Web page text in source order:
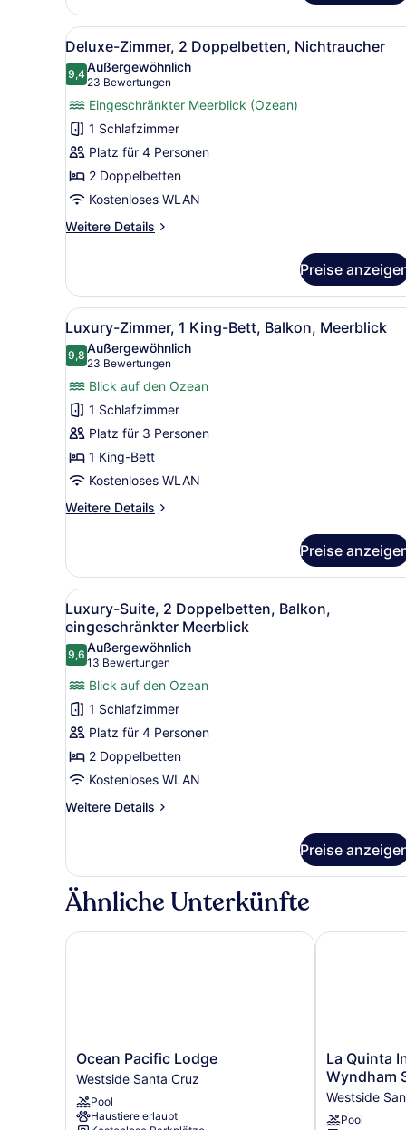
Zimmer,
2 Doppelbetten,
Nichtraucher,
eingeschränkter
Meerblick
Alle
Fotos
für
Deluxe-
Zimmer,
2 Doppelbetten,
Nichtraucher
anzeigen
Ein Hotelzimmer mit zwei
4
Deluxe-Zimmer, 2 Doppelbetten, Nichtraucher
9,49,4 von 10
Außergewöhnlich
23 Bewertungen
(23
Bewertungen)
Eingeschränkter Meerblick (Ozean)
1 Schlafzimmer
Platz für 4 Personen
2 Doppelbetten
Kostenloses WLAN
Weitere Details
Weitere
Zimmer,
2 Doppelbetten,
Nichtraucher
Preise
Alle
Fotos
für
Luxury-
Zimmer,
1 King-
Bett,
Balkon,
Meerblick
anzeigen
Ein modernes
4
Luxury-Zimmer, 1 King-Bett, Balkon, Meerblick
9,89,8 von 10
Außergewöhnlich
23 Bewertungen
(23
Bewertungen)
Blick auf den Ozean
1 Schlafzimmer
Platz für 3 Personen
1 King-Bett
Kostenloses WLAN
Weitere Details
Weitere
Zimmer,
1 King-
Bett,
Balkon,
Meerblick
Preise
Alle
Fotos
für
Luxury-
Suite,
2 Doppelbetten,
Balkon,
eingeschränkter
Meerblick
anzeigen
Ein Hotelzimmer mit zwei
5
Luxury-Suite, 2 Doppelbetten, Balkon,
eingeschränkter Meerblick
9,69,6 von 10
Außergewöhnlich
13 Bewertungen
(13
Bewertungen)
Blick auf den Ozean
1 Schlafzimmer
Platz für 4 Personen
2 Doppelbetten
Kostenloses WLAN
Weitere Details
Weitere
Suite,
2 Doppelbetten,
Balkon,
Meerblick
Preise
Ähnliche Unterkünfte
Ocean
Pacific
Lodge
Westside
Santa
Ocean Pacific Lodge
Westside Santa Cruz
Pool
Haustiere erlaubt
Ocean Pacific Lodge
La
Quinta
Inn
&
Suites
La Quinta
Wyndham
Westside
Pool
La Quinta